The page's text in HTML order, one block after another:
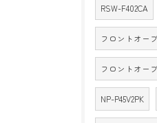
RSW-F402CA
フロントオー
フロントオー
NP-P45V2PK